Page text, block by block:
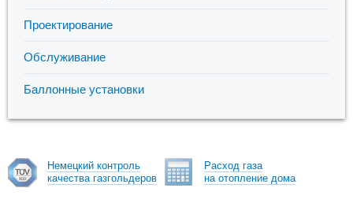
Проектирование
Обслуживание
Баллонные установки
Немецкий контроль
качества газгольдеров
Расход газа
на отопление дома